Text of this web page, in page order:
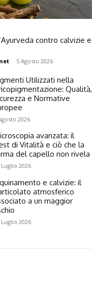
contro calvizie e
- 5 Agosto 2026
Utilizzati nella
Qualità,
e Normative
2026
avanzata: il
di Vitalità e ciò che la
del capello non rivela
Luglio 2026
e calvizie: il
atmosferico
a un maggior
Luglio 2026